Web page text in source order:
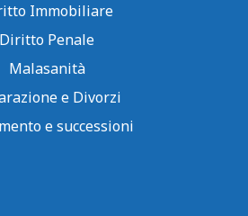
Immobiliare
Diritto Penale
Malasanità
e Divorzi
e successioni